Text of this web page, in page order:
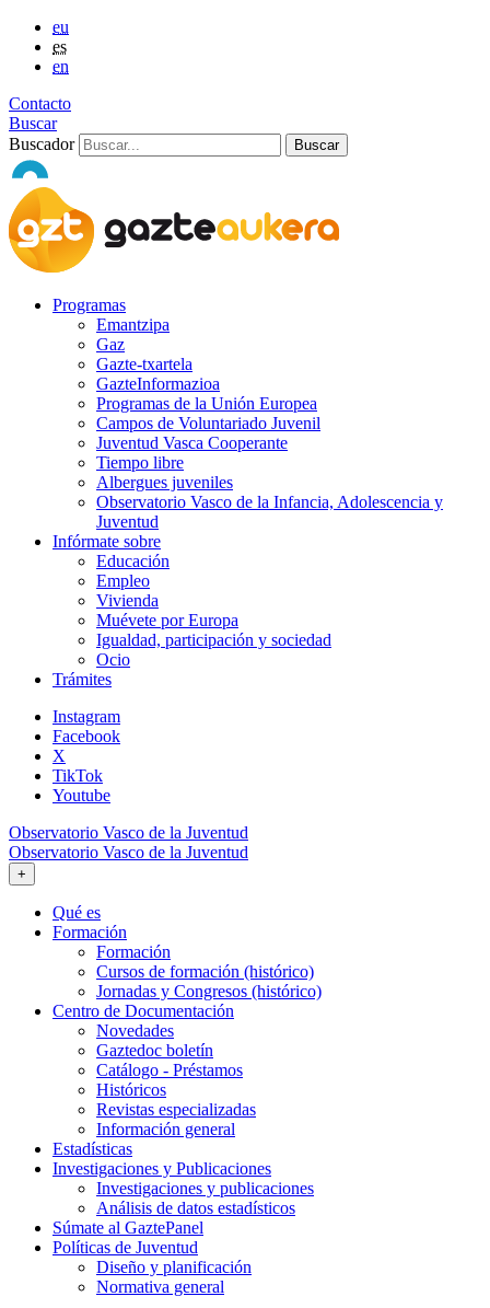
eu
es
en
Contacto
Buscar
Buscador
Programas
Emantzipa
Gaz
Gazte-txartela
GazteInformazioa
Programas de la Unión Europea
Campos de Voluntariado Juvenil
Juventud Vasca Cooperante
Tiempo libre
Albergues juveniles
Observatorio Vasco de la Infancia, Adolescencia y
Juventud
Infórmate sobre
Educación
Empleo
Vivienda
Muévete por Europa
Igualdad, participación y sociedad
Ocio
Trámites
Instagram
Facebook
X
TikTok
Youtube
Observatorio Vasco de la Juventud
Observatorio Vasco de la Juventud
+
Qué es
Formación
Formación
Cursos de formación (histórico)
Jornadas y Congresos (histórico)
Centro de Documentación
Novedades
Gaztedoc boletín
Catálogo - Préstamos
Históricos
Revistas especializadas
Información general
Estadísticas
Investigaciones y Publicaciones
Investigaciones y publicaciones
Análisis de datos estadísticos
Súmate al GaztePanel
Políticas de Juventud
Diseño y planificación
Normativa general